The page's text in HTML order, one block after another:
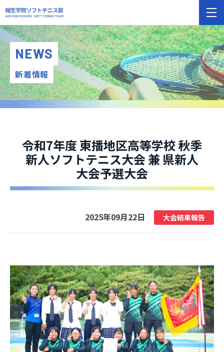
NEWS
新着情報
令和7年度 東播地区高等学校 秋季
新人ソフトテニス大会 兼 県新人
大会予選大会
2025年09月22日 大会結果報告